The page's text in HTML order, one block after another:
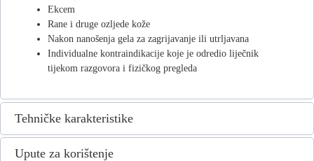
Ekcem
Rane i druge ozljede kože
Nakon nanošenja gela za zagrijavanje ili utrljavana
Individualne kontraindikacije koje je odredio liječnik
tijekom razgovora i fizičkog pregleda
Tehničke karakteristike
Upute za korištenje